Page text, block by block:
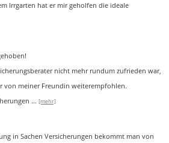
Irrgarten hat er mir geholfen die ideale
nicht mehr rundum zufrieden war,
von meiner Freundin weiterempfohlen.
... [mehr]
in Sachen Versicherungen bekommt man von